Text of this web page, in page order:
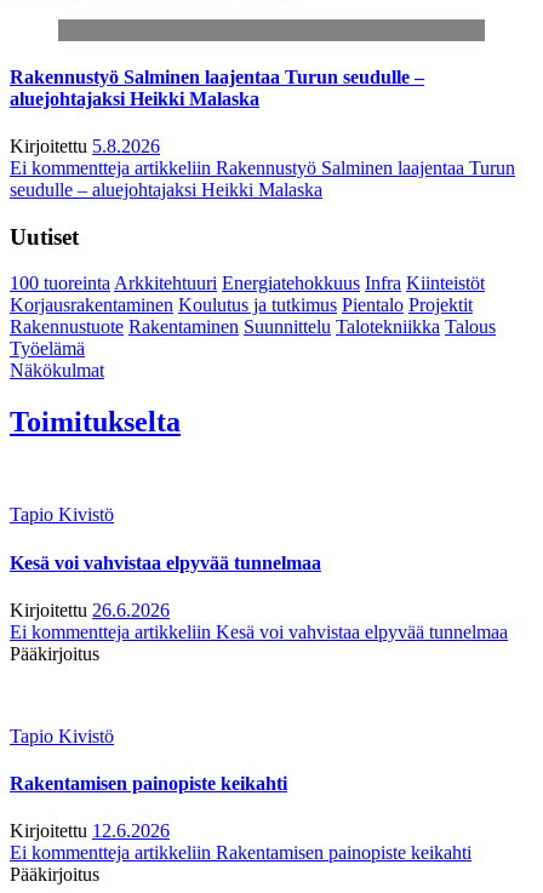
Rakennustyö Salminen laajentaa Turun seudulle –
aluejohtajaksi Heikki Malaska
Kirjoitettu 5.8.2026
Ei kommentteja artikkeliin Rakennustyö Salminen laajentaa Turun
seudulle – aluejohtajaksi Heikki Malaska
Uutiset
100 tuoreintaArkkitehtuuri Energiatehokkuus Infra Kiinteistöt
Korjausrakentaminen Koulutus ja tutkimus Pientalo Projektit
Rakennustuote Rakentaminen Suunnittelu Talotekniikka Talous
Työelämä
Näkökulmat
Toimitukselta
Tapio Kivistö
Kesä voi vahvistaa elpyvää tunnelmaa
Kirjoitettu 26.6.2026
Ei kommentteja artikkeliin Kesä voi vahvistaa elpyvää tunnelmaa
Pääkirjoitus
Tapio Kivistö
Rakentamisen painopiste keikahti
Kirjoitettu 12.6.2026
Ei kommentteja artikkeliin Rakentamisen painopiste keikahti
Pääkirjoitus